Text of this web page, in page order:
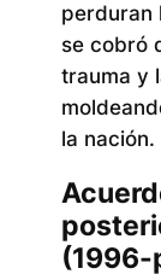
perduran
se cobró
trauma y
la nación.
(1996-